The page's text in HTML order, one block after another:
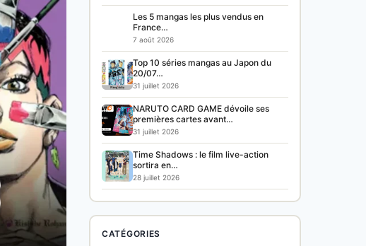
Les 5 mangas les plus vendus en
France…
7 août 2026
Top 10 séries mangas au Japon du
20/07…
31 juillet 2026
NARUTO CARD GAME dévoile ses
premières cartes avant…
31 juillet 2026
Time Shadows : le film live-action
sortira en…
28 juillet 2026
CATÉGORIES